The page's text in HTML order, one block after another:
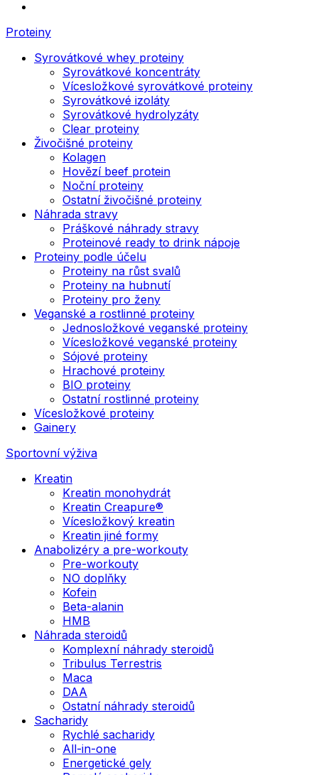
Proteiny
Syrovátkové whey proteiny
Syrovátkové koncentráty
Vícesložkové syrovátkové proteiny
Syrovátkové izoláty
Syrovátkové hydrolyzáty
Clear proteiny
Živočišné proteiny
Kolagen
Hovězí beef protein
Noční proteiny
Ostatní živočišné proteiny
Náhrada stravy
Práškové náhrady stravy
Proteinové ready to drink nápoje
Proteiny podle účelu
Proteiny na růst svalů
Proteiny na hubnutí
Proteiny pro ženy
Veganské a rostlinné proteiny
Jednosložkové veganské proteiny
Vícesložkové veganské proteiny
Sójové proteiny
Hrachové proteiny
BIO proteiny
Ostatní rostlinné proteiny
Vícesložkové proteiny
Gainery
Sportovní výživa
Kreatin
Kreatin monohydrát
Kreatin Creapure®
Vícesložkový kreatin
Kreatin jiné formy
Anabolizéry a pre-workouty
Pre-workouty
NO doplňky
Kofein
Beta-alanin
HMB
Náhrada steroidů
Komplexní náhrady steroidů
Tribulus Terrestris
Maca
DAA
Ostatní náhrady steroidů
Sacharidy
Rychlé sacharidy
All-in-one
Energetické gely